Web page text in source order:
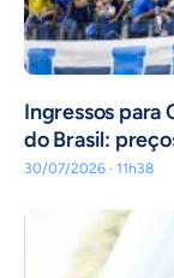
Ingressos para
do Brasil:
30/07/2026 · 11h38